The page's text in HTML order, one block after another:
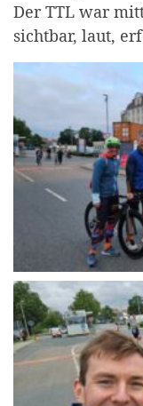
Der TTL war
sichtbar, laut,